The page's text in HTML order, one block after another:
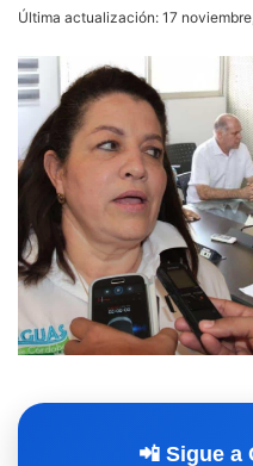
Última actualización: 17
📲 Sigue a